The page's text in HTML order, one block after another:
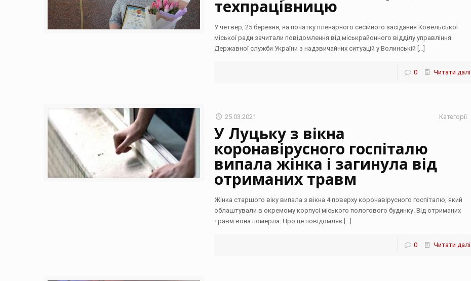
техпрацівницю
У четвер, 25 березня, на початку пленарного сесійного засідання Ковельської
міської ради зачитали повідомлення від міськрайонного відділу управління
Державної служби України з надзвичайних ситуацій у Волинській […]
0 Читати далі
25.03.2021 Категорії
У Луцьку з вікна
коронавірусного госпіталю
випала жінка і загинула від
отриманих травм
Жінка старшого віку випала з вікна 4 поверху коронавірусного госпіталю, який
облаштували в окремому корпусі міського пологового будинку. Від отриманих
травм вона померла. Про це повідомляє […]
0 Читати далі